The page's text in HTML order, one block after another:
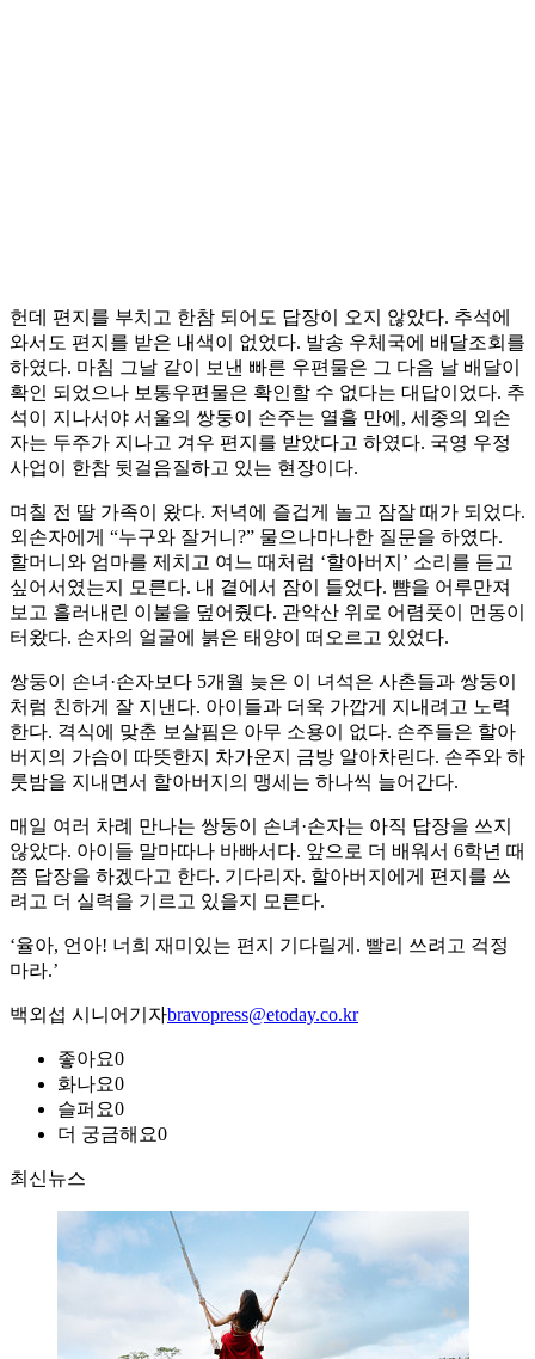
헌데 편지를 부치고 한참 되어도 답장이 오지 않았다. 추석에
와서도 편지를 받은 내색이 없었다. 발송 우체국에 배달조회를
하였다. 마침 그날 같이 보낸 빠른 우편물은 그 다음 날 배달이
확인 되었으나 보통우편물은 확인할 수 없다는 대답이었다. 추
석이 지나서야 서울의 쌍둥이 손주는 열흘 만에, 세종의 외손
자는 두주가 지나고 겨우 편지를 받았다고 하였다. 국영 우정
사업이 한참 뒷걸음질하고 있는 현장이다.
며칠 전 딸 가족이 왔다. 저녁에 즐겁게 놀고 잠잘 때가 되었다.
외손자에게 “누구와 잘거니?” 물으나마나한 질문을 하였다.
할머니와 엄마를 제치고 여느 때처럼 ‘할아버지’ 소리를 듣고
싶어서였는지 모른다. 내 곁에서 잠이 들었다. 뺨을 어루만져
보고 흘러내린 이불을 덮어줬다. 관악산 위로 어렴풋이 먼동이
터왔다. 손자의 얼굴에 붉은 태양이 떠오르고 있었다.
쌍둥이 손녀·손자보다 5개월 늦은 이 녀석은 사촌들과 쌍둥이
처럼 친하게 잘 지낸다. 아이들과 더욱 가깝게 지내려고 노력
한다. 격식에 맞춘 보살핌은 아무 소용이 없다. 손주들은 할아
버지의 가슴이 따뜻한지 차가운지 금방 알아차린다. 손주와 하
룻밤을 지내면서 할아버지의 맹세는 하나씩 늘어간다.
매일 여러 차례 만나는 쌍둥이 손녀·손자는 아직 답장을 쓰지
않았다. 아이들 말마따나 바빠서다. 앞으로 더 배워서 6학년 때
쯤 답장을 하겠다고 한다. 기다리자. 할아버지에게 편지를 쓰
려고 더 실력을 기르고 있을지 모른다.
‘율아, 언아! 너희 재미있는 편지 기다릴게. 빨리 쓰려고 걱정
마라.’
백외섭 시니어기자bravopress@etoday.co.kr
좋아요0
화나요0
슬퍼요0
더 궁금해요0
최신뉴스